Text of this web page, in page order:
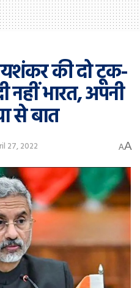
की दो टूक-
भारत, अपनी
से बात
27, 2022 AA